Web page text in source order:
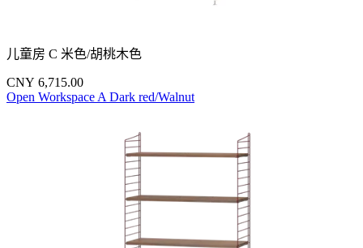
儿童房 C 米色/胡桃木色
CNY 6,715.00
Open Workspace A Dark red/Walnut